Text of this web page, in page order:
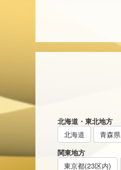
北海道・東北地方
北海道
青森県
関東地方
東京都(23区内)